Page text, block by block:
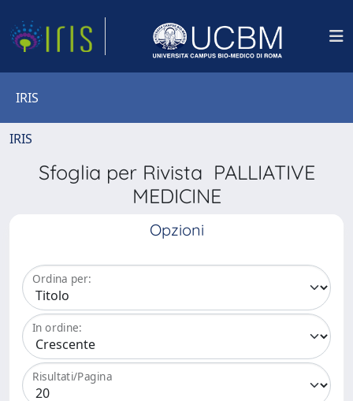
IRIS
IRIS
Sfoglia per Rivista PALLIATIVE
MEDICINE
Opzioni
Ordina per:
In ordine:
Risultati/Pagina